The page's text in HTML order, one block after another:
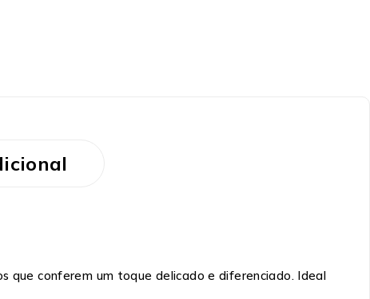
que conferem um toque delicado e diferenciado. Ideal